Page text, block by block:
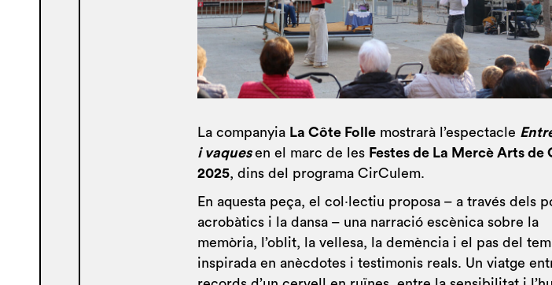
La companyia La Côte Folle mostrarà l’espectacle
i vaques en el marc de les Festes de La Mercè Arts de
2025, dins del programa CirCulem.
En aquesta peça, el col·lectiu proposa – a través dels
acrobàtics i la dansa – una narració escènica sobre la
memòria, l’oblit, la vellesa, la demència i el pas del
inspirada en anècdotes i testimonis reals. Un viatge